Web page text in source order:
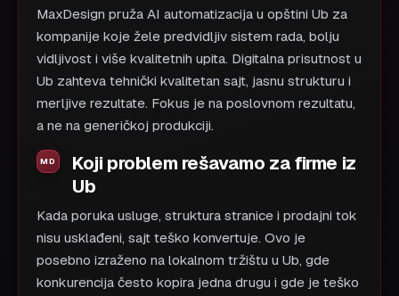
MaxDesign pruža AI automatizacija u opštini Ub za
kompanije koje žele predvidljiv sistem rada, bolju
vidljivost i više kvalitetnih upita. Digitalna prisutnost u
Ub zahteva tehnički kvalitetan sajt, jasnu strukturu i
merljive rezultate. Fokus je na poslovnom rezultatu,
a ne na generičkoj produkciji.
Koji problem rešavamo za firme iz
Ub
Kada poruka usluge, struktura stranice i prodajni tok
nisu usklađeni, sajt teško konvertuje. Ovo je
posebno izraženo na lokalnom tržištu u Ub, gde
konkurencija često kopira jedna drugu i gde je teško